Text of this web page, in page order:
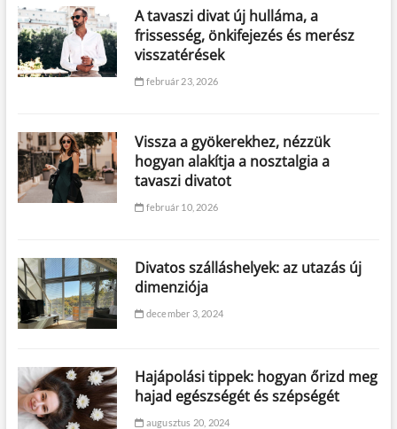
A tavaszi divat új hulláma, a
frissesség, önkifejezés és merész
visszatérések
február 23, 2026
Vissza a gyökerekhez, nézzük
hogyan alakítja a nosztalgia a
tavaszi divatot
február 10, 2026
Divatos szálláshelyek: az utazás új
dimenziója
december 3, 2024
Hajápolási tippek: hogyan őrizd meg
hajad egészségét és szépségét
augusztus 20, 2024